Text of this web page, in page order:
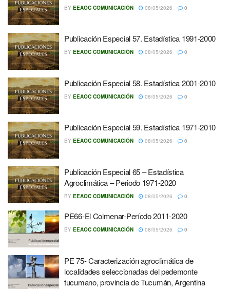
BY EEAOC COMUNICACIÓN 08/05/2026 0
Publicación Especial 57. Estadística 1991-2000
BY EEAOC COMUNICACIÓN 08/05/2026 0
Publicación Especial 58. Estadística 2001-2010
BY EEAOC COMUNICACIÓN 08/05/2026 0
Publicación Especial 59. Estadística 1971-2010
BY EEAOC COMUNICACIÓN 08/05/2026 0
Publicación Especial 65 – Estadística
Agroclimática – Periodo 1971-2020
BY EEAOC COMUNICACIÓN 08/05/2026 0
PE66-El Colmenar-Período 2011-2020
BY EEAOC COMUNICACIÓN 08/05/2026 0
PE 75- Caracterización agroclimática de
localidades seleccionadas del pedemonte
tucumano, provincia de Tucumán, Argentina